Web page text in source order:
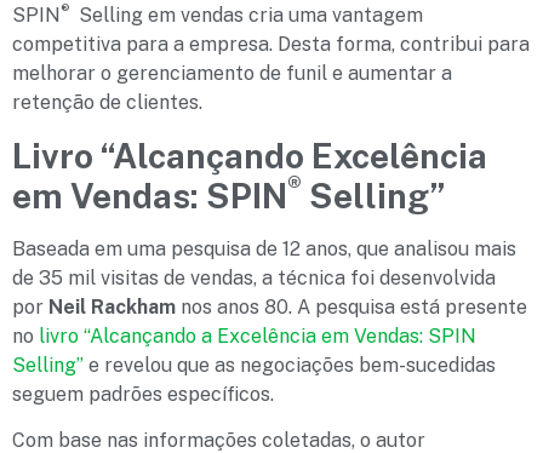
SPIN ®
Selling em vendas cria uma vantagem
competitiva para a empresa. Desta forma, contribui para
melhorar o gerenciamento de funil e aumentar a
retenção de clientes.
Livro “Alcançando Excelência
em Vendas: SPIN® Selling”
Baseada em uma pesquisa de 12 anos, que analisou mais
de 35 mil visitas de vendas, a técnica foi desenvolvida
por Neil Rackham nos anos 80. A pesquisa está presente
no livro “Alcançando a Excelência em Vendas: SPIN
Selling” e revelou que as negociações bem-sucedidas
seguem padrões específicos.
Com base nas informações coletadas, o autor